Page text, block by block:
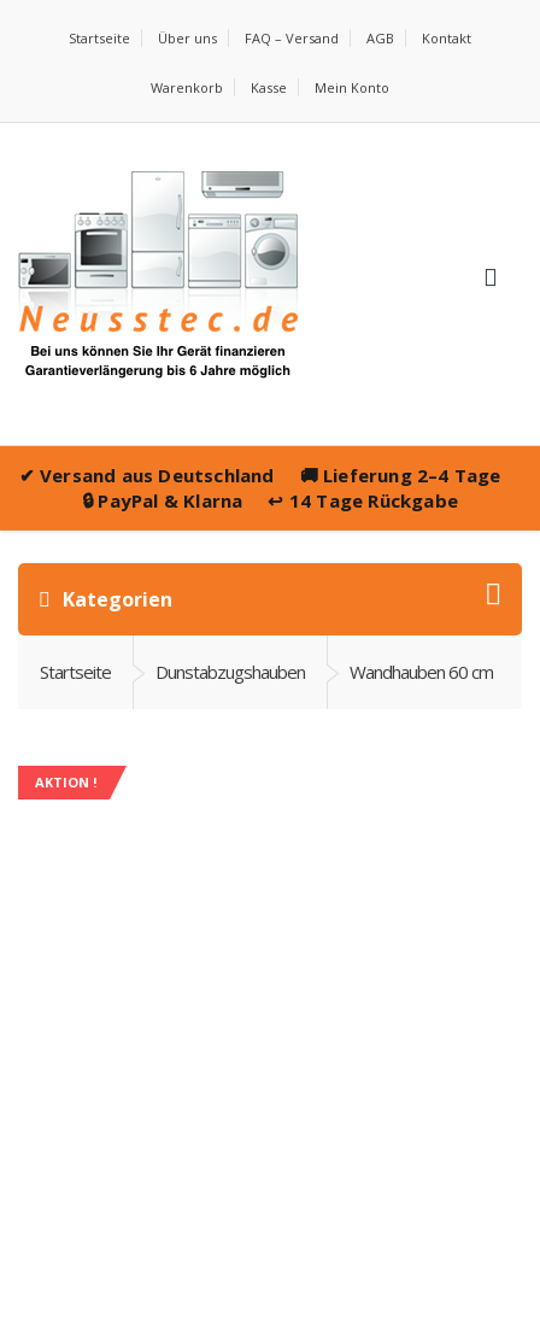
Startseite Über uns FAQ – Versand AGB Kontakt
Warenkorb Kasse Mein Konto
✔ Versand aus Deutschland 🚚 Lieferung 2–4 Tage
🔒 PayPal & Klarna ↩️ 14 Tage Rückgabe
Kategorien
Startseite Dunstabzugshauben Wandhauben 60 cm
AKTION !